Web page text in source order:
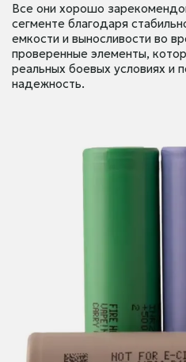
Все они хорошо
сегменте благодаря
емкости и выносливости во
проверенные элементы,
реальных боевых условиях и
надежность.